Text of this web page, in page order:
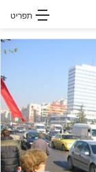
תפריט